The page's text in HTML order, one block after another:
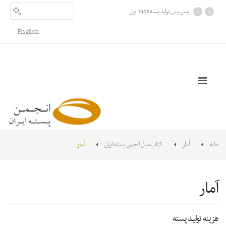
پیش بینی تولید پسته 1405 ایران ›
‹
English
خانه آمار کتاب سال انجمن پسته ایران آمار
آمار
هزینه تولید پسته